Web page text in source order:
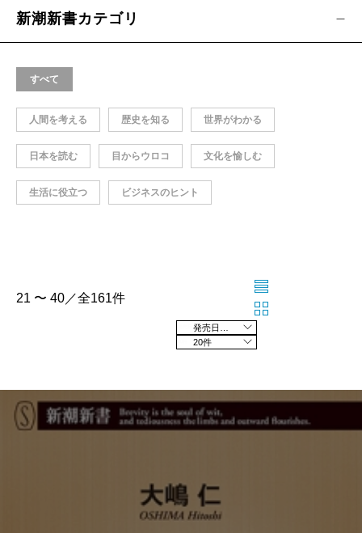
新潮新書カテゴリ
すべて
人間を考える 歴史を知る 世界がわかる
日本を読む 目からウロコ 文化を愉しむ
生活に役立つ ビジネスのヒント
21 〜 40／全161件
20件